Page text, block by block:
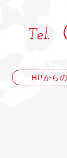
HPから